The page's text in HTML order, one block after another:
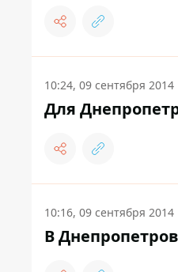
10:24, 09 сентября 2014
Для
10:16, 09 сентября 2014
В